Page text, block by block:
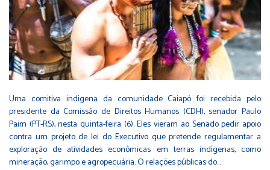
Uma comitiva indígena da comunidade Caiapó foi recebida pelo
presidente da Comissão de Direitos Humanos (CDH), senador Paulo
Paim (PT-RS), nesta quinta-feira (6). Eles vieram ao Senado pedir apoio
contra um projeto de lei do Executivo que pretende regulamentar a
exploração de atividades econômicas em terras indígenas, como
mineração, garimpo e agropecuária. O relações públicas do…